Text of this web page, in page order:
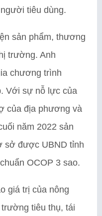
tiêu dùng.
sản phẩm, thương
trường. Anh
chương trình
Với sự nỗ lực của
của địa phương và
năm 2022 sản
sở được UBND tỉnh
OCOP 3 sao.
giá trị của nông
tiêu thụ, tái